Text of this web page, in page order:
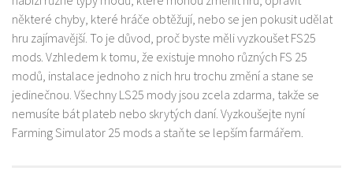
některé chyby, které hráče obtěžují, nebo se jen pokusit udělat
hru zajímavější. To je důvod, proč byste měli vyzkoušet FS25
mods. Vzhledem k tomu, že existuje mnoho různých FS 25
modů, instalace jednoho z nich hru trochu změní a stane se
jedinečnou. Všechny LS25 mody jsou zcela zdarma, takže se
nemusíte bát plateb nebo skrytých daní. Vyzkoušejte nyní
Farming Simulator 25 mods a staňte se lepším farmářem.